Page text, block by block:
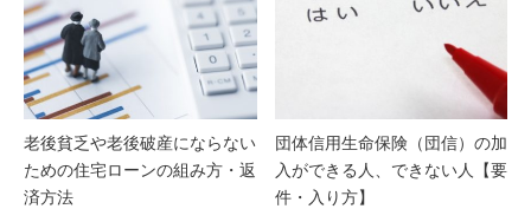
老後貧乏や老後破産にならない
ための住宅ローンの組み方・返
済方法
団体信用生命保険（団信）の加
入ができる人、できない人【要
件・入り方】